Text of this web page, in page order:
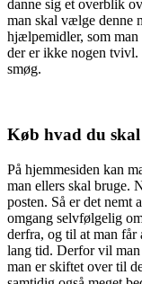
danne sig et overblik
man skal vælge denne
hjælpemidler, som man
der er ikke nogen tvivl.
smøg.
Køb hvad du
På hjemmesiden kan
man ellers skal bruge.
posten. Så er det nemt
omgang selvfølgelig
derfra, og til at man
lang tid. Derfor vil
man er skiftet over til